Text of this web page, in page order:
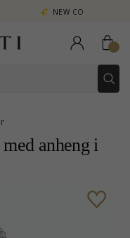
NEW COLLECTION | AURA
anheng i